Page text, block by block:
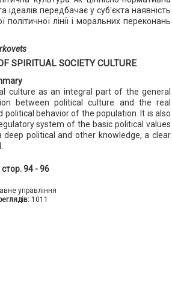
ідеалів передбачає у суб'єкта наявність
політичної лінії і моральних переконань
SPIRITUAL SOCIETY CULTURE
culture as an integral part of the general
between political culture and the real
political behavior of the population. It is also
system of the basic political values
political and other knowledge, a clear
94 - 96
управління
1011